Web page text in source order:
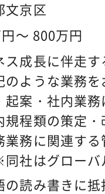
部監査人のプ
れます。・IT×
推進サービス
最新ツールや
を減らし、よ
る環境を自分
専門性の発揮
経営層に近い
を活かせます
文京区
500万円～ 800万円
ス成長に伴走
のような業務
起案・社内業
規程類の策定
業務に関連す
社はグローバ
外法務に携わ
の読み書きに